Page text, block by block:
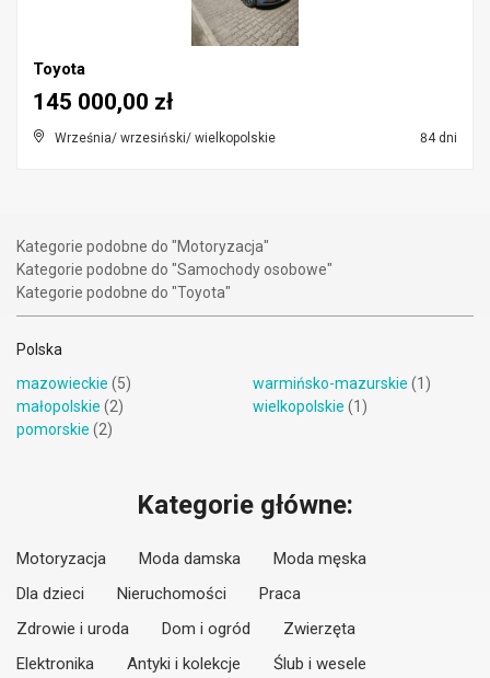
Toyota
Września/ wrzesiński/ wielkopolskie 84 dni
145 000,00 zł
Kategorie podobne do "Motoryzacja"
Kategorie podobne do "Samochody osobowe"
Kategorie podobne do "Toyota"
Polska
mazowieckie (5)
małopolskie (2)
pomorskie (2)
warmińsko-mazurskie (1)
wielkopolskie (1)
Kategorie główne:
Motoryzacja Moda damska
Moda męska
Dla dzieci
Nieruchomości
Praca
Zdrowie i uroda
Dom i ogród
Zwierzęta
Elektronika
Antyki i kolekcje Ślub i wesele